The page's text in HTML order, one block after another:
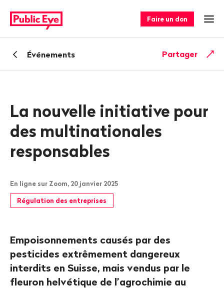
sur
publiceye.ch
rapide
Faire un don
RetourÉvénements Partager
La nouvelle initiative pour
des multinationales
responsables
En ligne sur Zoom, 20 janvier 2025
Régulation des entreprises
Empoisonnements causés par des
pesticides extrêmement dangereux
interdits en Suisse, mais vendus par le
fleuron helvétique de l’agrochimie au